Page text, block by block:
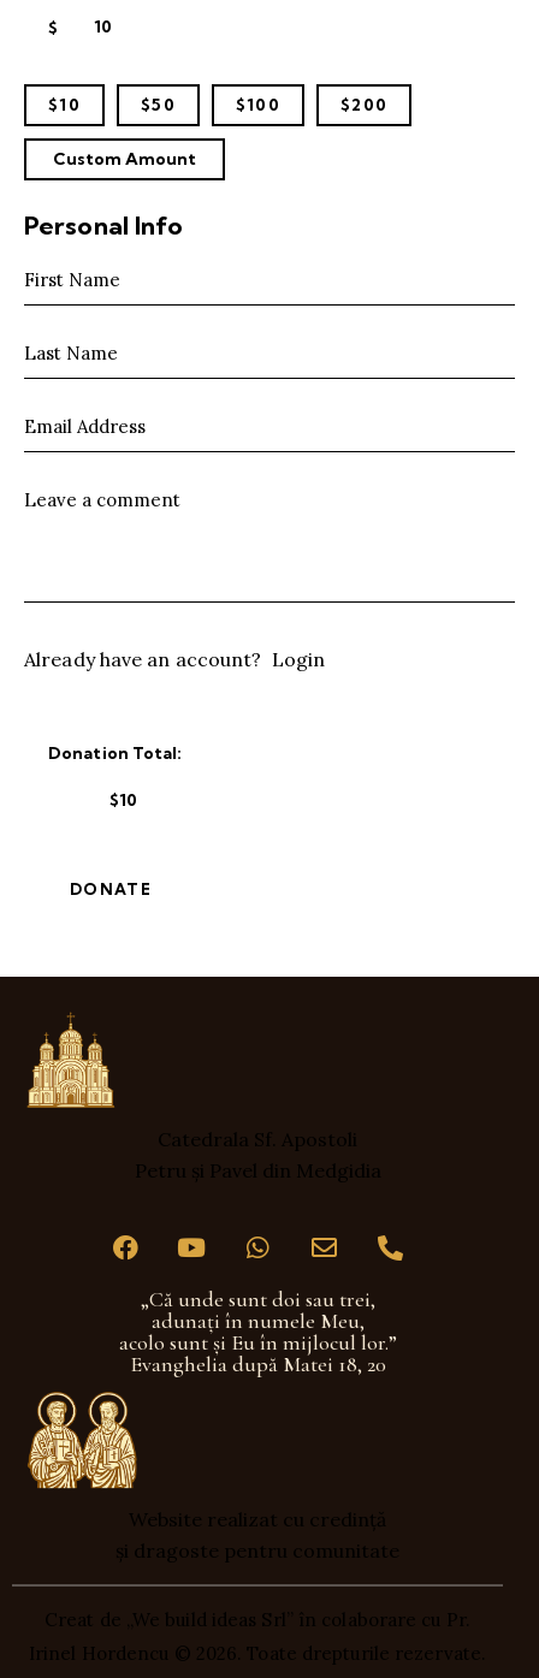
$
$10 $50 $100 $200
Custom Amount
Personal Info
Already have an account? Login
Donation Total:
$10
Catedrala Sf. Apostoli
Petru și Pavel din Medgidia
„Că unde sunt doi sau trei,
adunaţi în numele Meu,
acolo sunt şi Eu în mijlocul lor.”
Evanghelia după Matei 18, 20
Website realizat cu credință
și dragoste pentru comunitate
Creat de „We build ideas Srl” în colaborare cu Pr.
Irinel Hordencu © 2026. Toate drepturile rezervate.